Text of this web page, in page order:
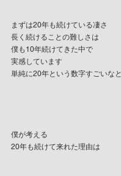
まずは20年も続けている凄さ
長く続けることの難しさは
僕も10年続けてきた中で
実感しています
単純に20年という数字すごいなと
僕が考える
20年も続けて来れた理由は